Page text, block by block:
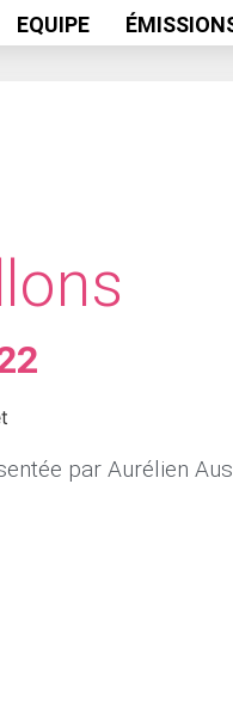
EQUIPE
par Aurélien